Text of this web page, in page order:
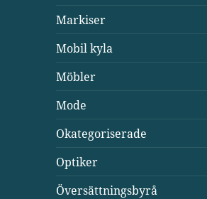
Markiser
Mobil kyla
Möbler
Mode
Okategoriserade
Optiker
Översättningsbyrå